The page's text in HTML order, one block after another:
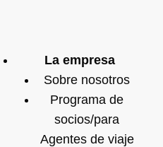
La empresa
Sobre nosotros
Programa de
socios/para
Agentes de viaje